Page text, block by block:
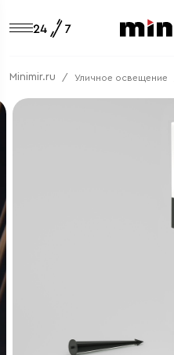
Minimir.ru Уличное освещение